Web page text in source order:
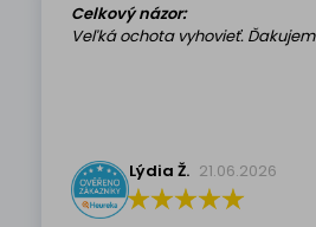
Celkový názor:
Veľká ochota vyhovieť. Ďakujem
Lýdia Ž. 21.06.2026